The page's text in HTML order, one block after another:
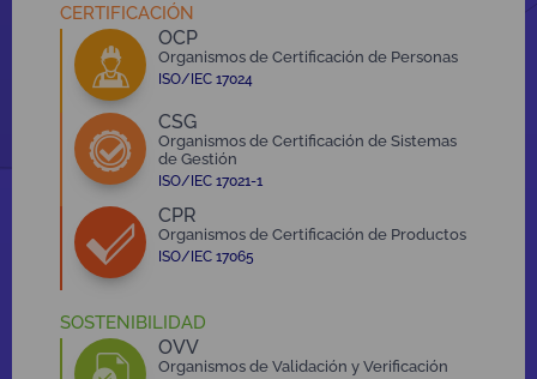
CERTIFICACIÓN
OCP
Organismos de Certificación de Personas
ISO/IEC 17024
CSG
Organismos de Certificación de Sistemas
de Gestión
ISO/IEC 17021-1
CPR
Organismos de Certificación de Productos
ISO/IEC 17065
SOSTENIBILIDAD
OVV
Organismos de Validación y Verificación